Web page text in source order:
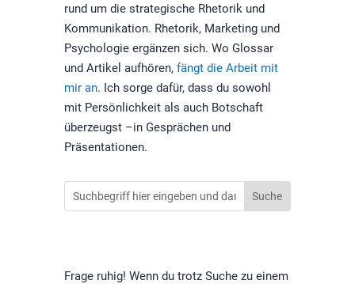
rund um die strategische Rhetorik und
Kommunikation. Rhetorik, Marketing und
Psychologie ergänzen sich. Wo Glossar
und Artikel aufhören, fängt die Arbeit mit
mir an. Ich sorge dafür, dass du sowohl
mit Persönlichkeit als auch Botschaft
überzeugst –in Gesprächen und
Präsentationen.
Frage ruhig! Wenn du trotz Suche zu einem